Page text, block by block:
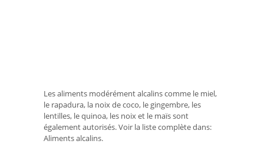
Les aliments modérément alcalins comme le miel,
le rapadura, la noix de coco, le gingembre, les
lentilles, le quinoa, les noix et le maïs sont
également autorisés. Voir la liste complète dans:
Aliments alcalins.